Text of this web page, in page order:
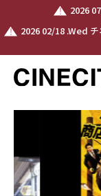
2026
2026 02/18 .Wed